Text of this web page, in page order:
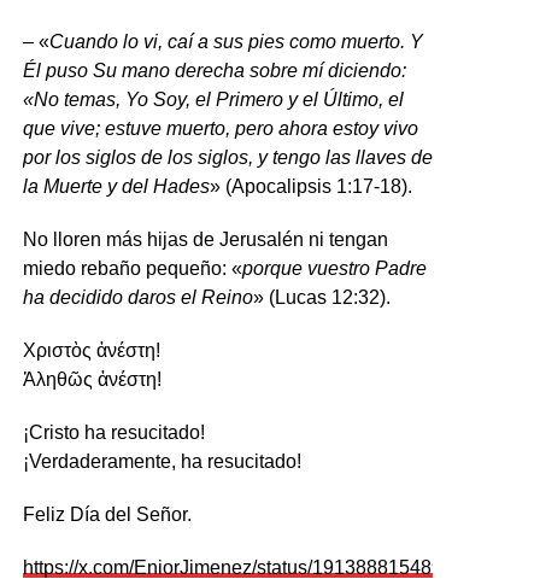
– «Cuando lo vi, caí a sus pies como muerto. Y
Él puso Su mano derecha sobre mí diciendo:
«No temas, Yo Soy, el Primero y el Último, el
que vive; estuve muerto, pero ahora estoy vivo
por los siglos de los siglos, y tengo las llaves de
la Muerte y del Hades» (Apocalipsis 1:17-18).
No lloren más hijas de Jerusalén ni tengan
miedo rebaño pequeño: «porque vuestro Padre
ha decidido daros el Reino» (Lucas 12:32).
Χριστὸς ἀνέστη!
Ἀληθῶς ἀνέστη!
¡Cristo ha resucitado!
¡Verdaderamente, ha resucitado!
Feliz Día del Señor.
https://x.com/EniorJimenez/status/1913888154890723770?